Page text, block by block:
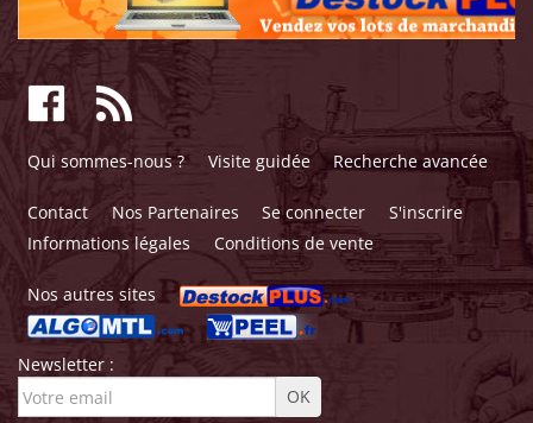
Qui sommes-nous ? Visite guidée Recherche avancée
Contact Nos Partenaires Se connecter
S'inscrire
Informations légales
Conditions de vente
Nos autres sites
Newsletter :